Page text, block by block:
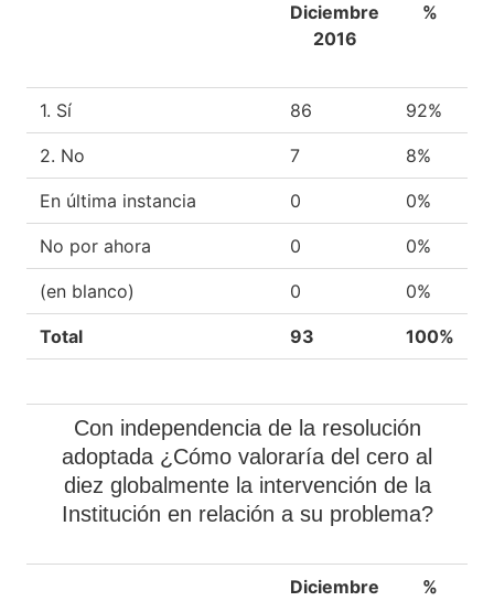
Diciembre
2016
%
1. Sí 86 92%
2. No 7 8%
En última instancia 0 0%
No por ahora 0 0%
(en blanco) 0 0%
Total 93 100%
Con independencia de la resolución
adoptada ¿Cómo valoraría del cero al
diez globalmente la intervención de la
Institución en relación a su problema?
Diciembre
%